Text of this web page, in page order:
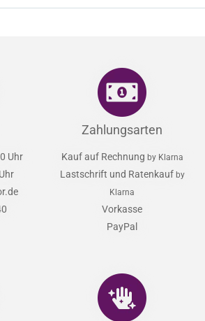
Uhr
Zahlungsarten
Kauf auf Rechnung by Klarna
Lastschrift und Ratenkauf by
Klarna
Vorkasse
PayPal